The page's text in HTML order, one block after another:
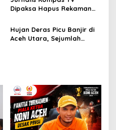
Dipaksa Hapus Rekaman
Bencana Aceh
Hujan Deras Picu Banjir di
Aceh Utara, Sejumlah